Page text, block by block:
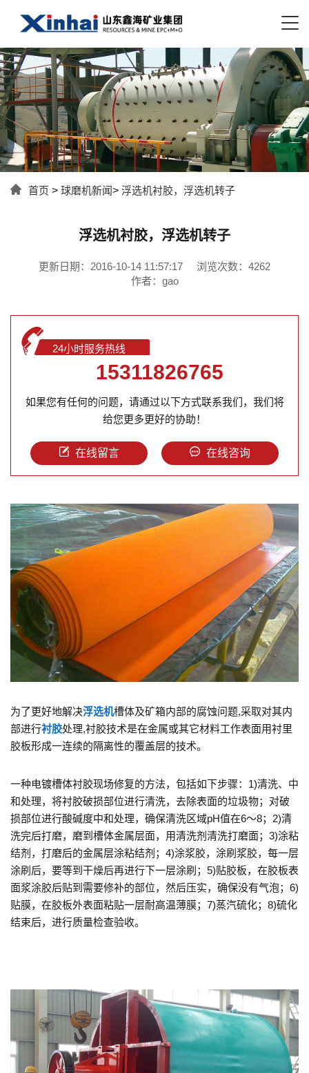
首页 > 球磨机新闻> 浮选机衬胶，浮选机转子
浮选机衬胶，浮选机转子
更新日期：2016-10-14 11:57:17
浏览次数：4262
作者：gao
24小时服务热线
15311826765
如果您有任何的问题，请通过以下方式联系我们，我们将
给您更多更好的协助！
在线留言 在线咨询
为了更好地解决浮选机槽体及矿箱内部的腐蚀问题,采取对其内
部进行衬胶处理,衬胶技术是在金属或其它材料工作表面用衬里
胶板形成一连续的隔离性的覆盖层的技术。
一种电镀槽体衬胶现场修复的方法，包括如下步骤：1)清洗、中
和处理，将衬胶破损部位进行清洗，去除表面的垃圾物；对破
损部位进行酸碱度中和处理，确保清洗区域pH值在6～8；2)清
洗完后打磨，磨到槽体金属层面，用清洗剂清洗打磨面；3)涂粘
结剂，打磨后的金属层涂粘结剂；4)涂浆胶，涂刷浆胶，每一层
涂刷后，要等到干燥后再进行下一层涂刷；5)贴胶板，在胶板表
面浆涂胶后贴到需要修补的部位，然后压实，确保没有气泡；6)
贴膜，在胶板外表面粘贴一层耐高温薄膜；7)蒸汽硫化；8)硫化
结束后，进行质量检查验收。